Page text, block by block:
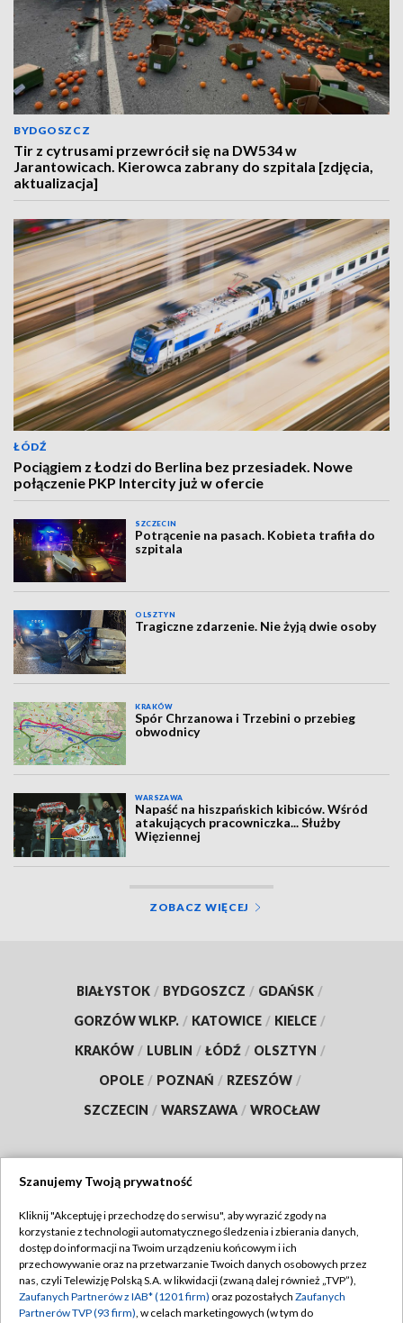
BYDGOSZCZ
Tir z cytrusami przewrócił się na DW534 w
Jarantowicach. Kierowca zabrany do szpitala [zdjęcia,
aktualizacja]
ŁÓDŹ
Pociągiem z Łodzi do Berlina bez przesiadek. Nowe
połączenie PKP Intercity już w ofercie
SZCZECIN
Potrącenie na pasach. Kobieta trafiła do
szpitala
OLSZTYN
Tragiczne zdarzenie. Nie żyją dwie osoby
KRAKÓW
Spór Chrzanowa i Trzebini o przebieg
obwodnicy
WARSZAWA
Napaść na hiszpańskich kibiców. Wśród
atakujących pracowniczka... Służby
Więziennej
ZOBACZ WIĘCEJ
BIAŁYSTOK / BYDGOSZCZ / GDAŃSK /
GORZÓW WLKP. / KATOWICE / KIELCE /
KRAKÓW / LUBLIN / ŁÓDŹ / OLSZTYN /
OPOLE / POZNAŃ / RZESZÓW /
SZCZECIN / WARSZAWA / WROCŁAW
TVP
Abonament TVP
Emisja w TVP
Regulamin TVP
Polityka prywatności
Szanujemy Twoją prywatność
Kliknij "Akceptuję i przechodzę do serwisu", aby wyrazić zgody na
korzystanie z technologii automatycznego śledzenia i zbierania danych,
dostęp do informacji na Twoim urządzeniu końcowym i ich
przechowywanie oraz na przetwarzanie Twoich danych osobowych przez
nas, czyli Telewizję Polską S.A. w likwidacji (zwaną dalej również „TVP”),
Zaufanych Partnerów z IAB* (1201 firm) oraz pozostałych Zaufanych
Partnerów TVP (93 firm), w celach marketingowych (w tym do